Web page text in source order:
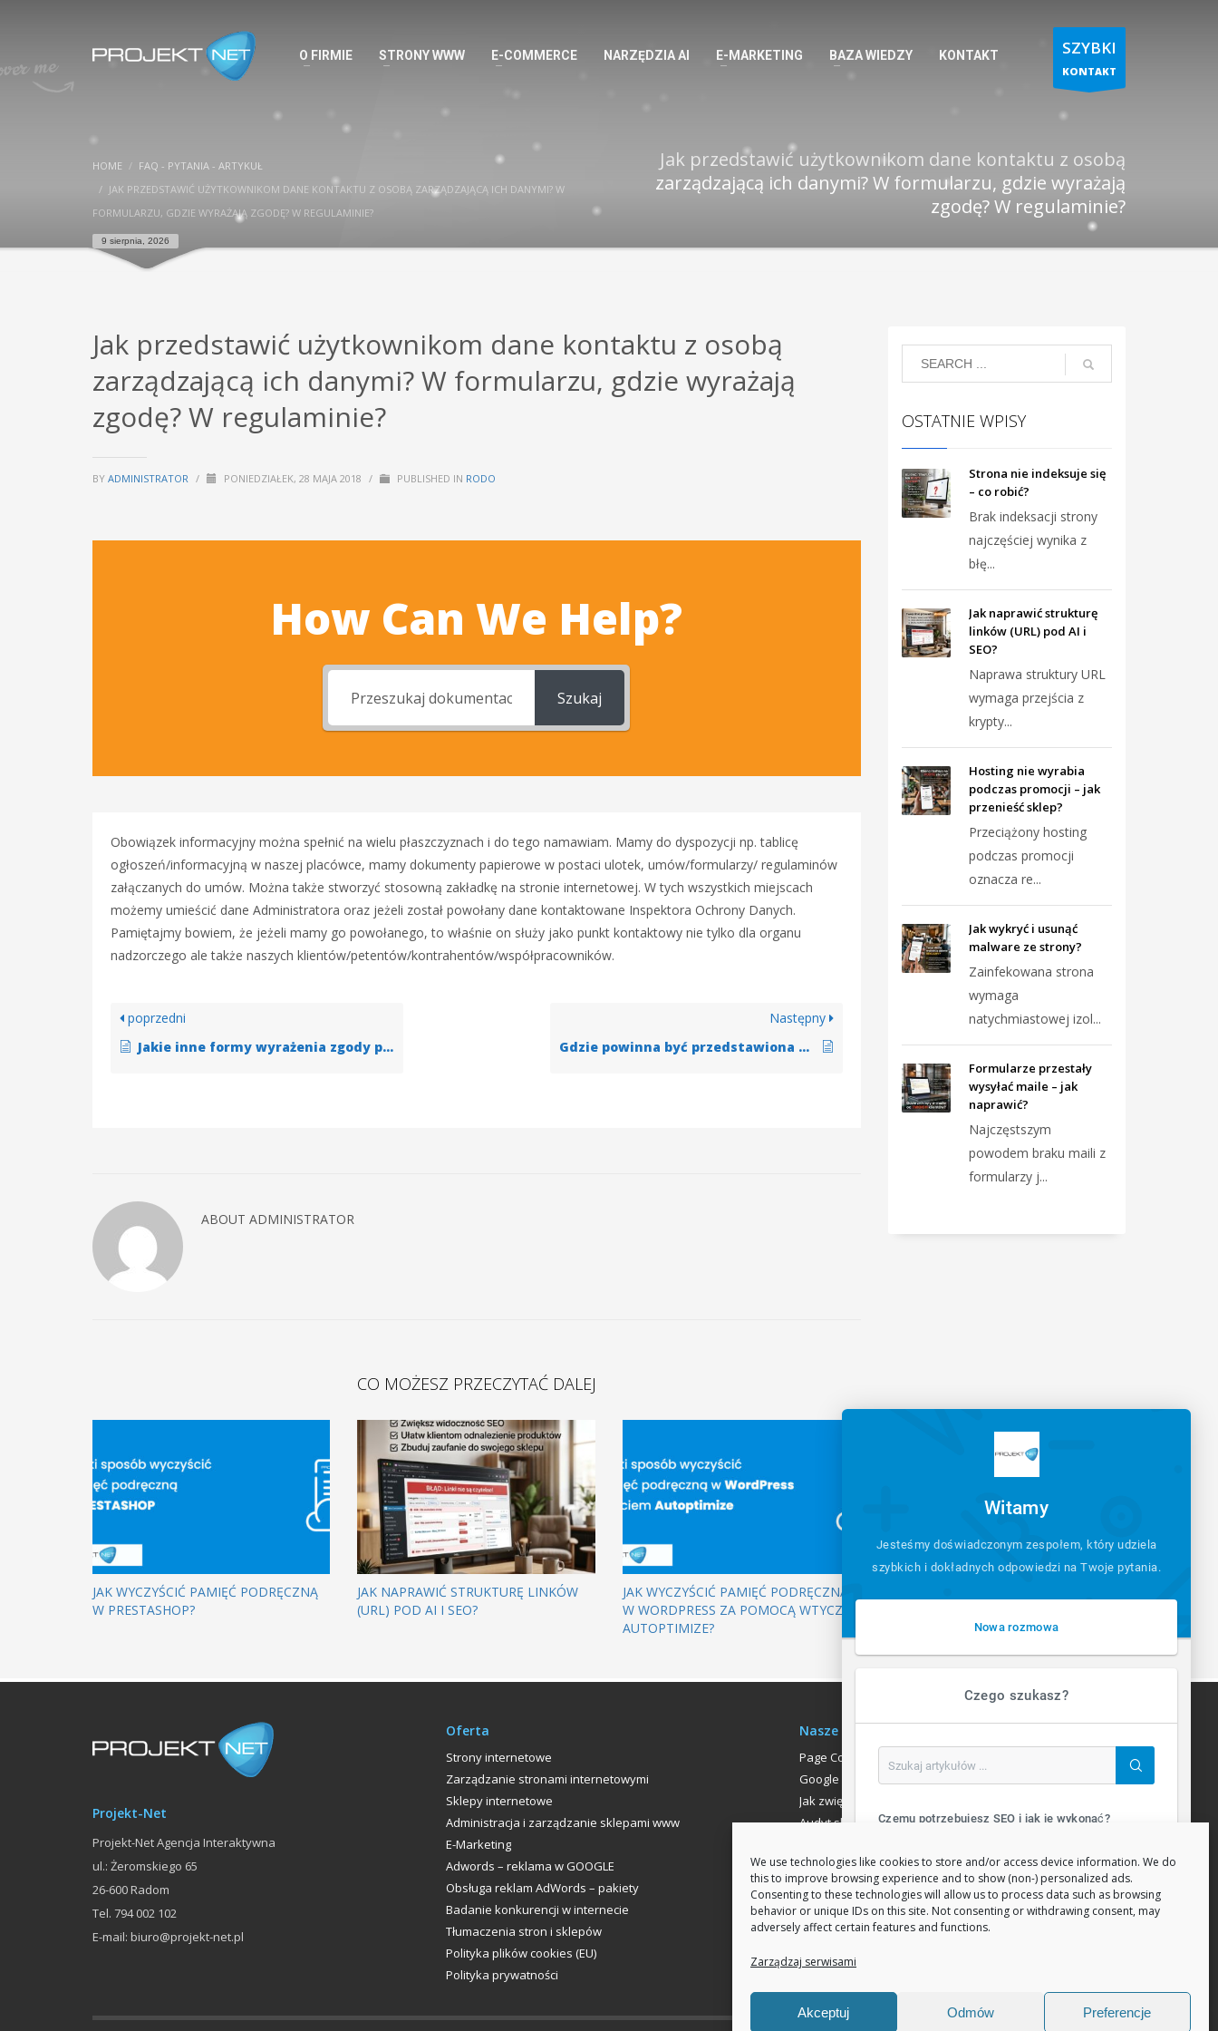
We use technologies like cookies to store and/or access device information. We do
this to improve browsing experience and to show (non-) personalized ads.
Consenting to these technologies will allow us to process data such as browsing
behavior or unique IDs on this site. Not consenting or withdrawing consent, may
adversely affect certain features and functions.
Zarządzaj serwisami
Akceptuj Odmów Preferencje
O FIRMIE STRONY WWW E-COMMERCE NARZĘDZIA AI E-MARKETING BAZA WIEDZY KONTAKT SZYBKI
KONTAKT
HOME
FAQ - PYTANIA - ARTYKUŁ
JAK PRZEDSTAWIĆ UŻYTKOWNIKOM DANE KONTAKTU Z OSOBĄ ZARZĄDZAJĄCĄ ICH DANYMI? W
FORMULARZU, GDZIE WYRAŻAJĄ ZGODĘ? W REGULAMINIE?
9 sierpnia, 2026
Jak przedstawić użytkownikom dane kontaktu z osobą
zarządzającą ich danymi? W formularzu, gdzie wyrażają
zgodę? W regulaminie?
Jak przedstawić użytkownikom dane kontaktu z osobą
zarządzającą ich danymi? W formularzu, gdzie wyrażają
zgodę? W regulaminie?
BY ADMINISTRATOR / PONIEDZIAŁEK, 28 MAJA 2018 / PUBLISHED IN RODO
How Can We Help?
Szukaj
Obowiązek informacyjny można spełnić na wielu płaszczyznach i do tego namawiam. Mamy do dyspozycji np. tablicę
ogłoszeń/informacyjną w naszej placówce, mamy dokumenty papierowe w postaci ulotek, umów/formularzy/ regulaminów
załączanych do umów. Można także stworzyć stosowną zakładkę na stronie internetowej. W tych wszystkich miejscach
możemy umieścić dane Administratora oraz jeżeli został powołany dane kontaktowane Inspektora Ochrony Danych.
Pamiętajmy bowiem, że jeżeli mamy go powołanego, to właśnie on służy jako punkt kontaktowy nie tylko dla organu
nadzorczego ale także naszych klientów/petentów/kontrahentów/współpracowników.
poprzedni
Jakie inne formy wyrażenia zgody prócz zaznaczeniem checkboxu można stosować? Kliknięcie w link? czy inne…
Następny
Gdzie powinna być przedstawiona opcja wypisania się z bazy? Strona? Konto?
ABOUT ADMINISTRATOR
CO MOŻESZ PRZECZYTAĆ DALEJ
JAK WYCZYŚCIĆ PAMIĘĆ PODRĘCZNĄ
W PRESTASHOP?
JAK NAPRAWIĆ STRUKTURĘ LINKÓW
(URL) POD AI I SEO?
JAK WYCZYŚCIĆ PAMIĘĆ PODRĘCZNĄ
W WORDPRESS ZA POMOCĄ WTYCZKI
AUTOPTIMIZE?
OSTATNIE WPISY
Strona nie indeksuje się
– co robić?
Brak indeksacji strony
najczęściej wynika z
błę...
Jak naprawić strukturę
linków (URL) pod AI i
SEO?
Naprawa struktury URL
wymaga przejścia z
krypty...
Hosting nie wyrabia
podczas promocji – jak
przenieść sklep?
Przeciążony hosting
podczas promocji
oznacza re...
Jak wykryć i usunąć
malware ze strony?
Zainfekowana strona
wymaga
natychmiastowej izol...
Formularze przestały
wysyłać maile – jak
naprawić?
Najczęstszym
powodem braku maili z
formularzy j...
Projekt-Net
Projekt-Net Agencja Interaktywna
ul.: Żeromskiego 65
26-600 Radom
Tel. 794 002 102
E-mail: biuro@projekt-net.pl
Oferta
Strony internetowe
Zarządzanie stronami internetowymi
Sklepy internetowe
Administracja i zarządzanie sklepami www
E-Marketing
Adwords – reklama w GOOGLE
Obsługa reklam AdWords – pakiety
Badanie konkurencji w internecie
Tłumaczenia stron i sklepów
Polityka plików cookies (EU)
Polityka prywatności
Nasze usługi
Page Communication
Google Analitycs
Jak zwiększyć liczbę klientów
Audyt sklepu internetowego
Witamy
Jesteśmy doświadczonym zespołem, który udziela
szybkich i dokładnych odpowiedzi na Twoje pytania.
Nowa rozmowa
Czego szukasz?
Czemu potrzebujesz SEO i jak je wykonać?
Jak zwiększyć sprzedaż sklepu w internecie?
Sprzedaż w intrenecie wiąże się z kilkoma czynnikami które wpływają na ilość zamówień. Załóżmy, że d...